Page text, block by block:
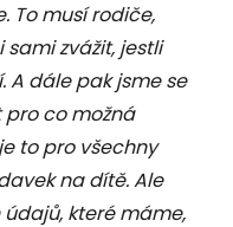
To musí rodiče,
zvážit, jestli
A dále pak jsme se
co možná
to pro všechny
na dítě. Ale
které máme,